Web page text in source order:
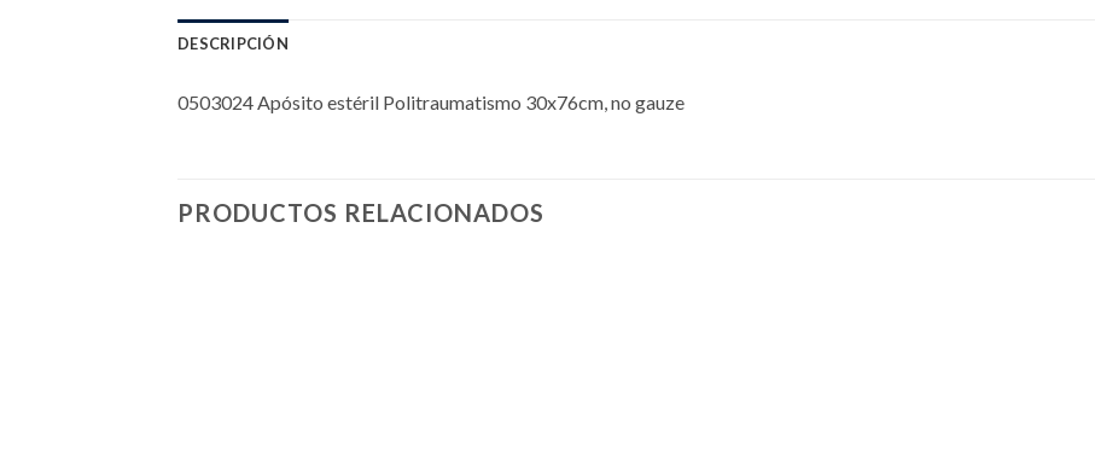
DESCRIPCIÓN
0503024 Apósito estéril Politraumatismo 30x76cm, no gauze
PRODUCTOS RELACIONADOS